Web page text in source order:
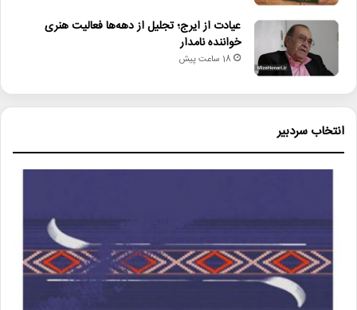
عیادت از ایرج؛ تجلیل از دهه‌ها فعالیت هنری
خواننده نامدار
18 ساعت پیش
انتخاب سردبیر